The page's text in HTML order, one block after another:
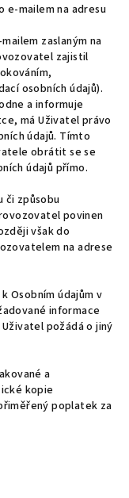
e-mailem na adresu
zaslaným na
zajistil
osobních údajů).
a informuje
má Uživatel právo
údajů. Tímto
obrátit se se
údajů přímo.
či způsobu
povinen
však do
na adrese
Osobním údajům v
informace
požádá o jiný
a
kopie
poplatek za